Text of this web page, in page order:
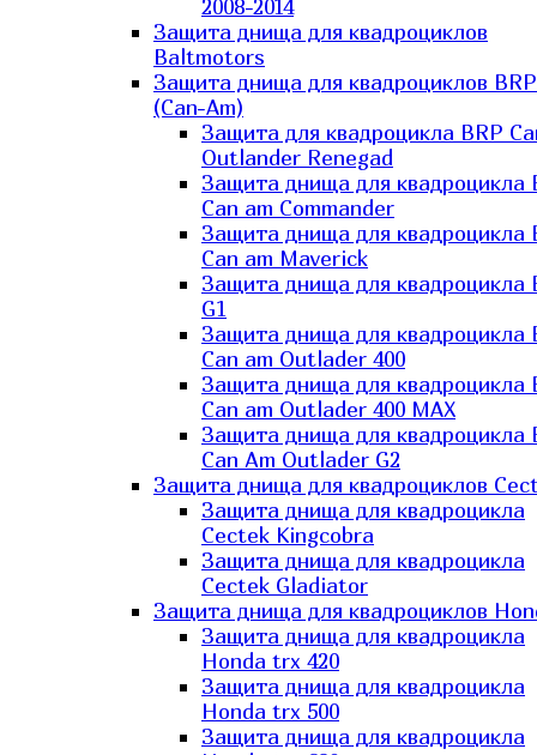
2008-2014
Защита днища для квадроциклов
Baltmotors
Защита днища для квадроциклов BRP
(Can-Am)
Защита для квадроцикла BRP
Outlander Renegad
Защита днища для квадроцикла
Can am Commander
Защита днища для квадроцикла
Can am Maverick
Защита днища для квадроцикла
G1
Защита днища для квадроцикла
Can am Outlader 400
Защита днища для квадроцикла
Can am Outlader 400 MAX
Защита днища для квадроцикла
Can Аm Outlader G2
Защита днища для квадроциклов
Защита днища для квадроцикла
Cectek Kingcobra
Защита днища для квадроцикла
Cectek Gladiator
Защита днища для квадроциклов
Защита днища для квадроцикла
Honda trx 420
Защита днища для квадроцикла
Honda trx 500
Защита днища для квадроцикла